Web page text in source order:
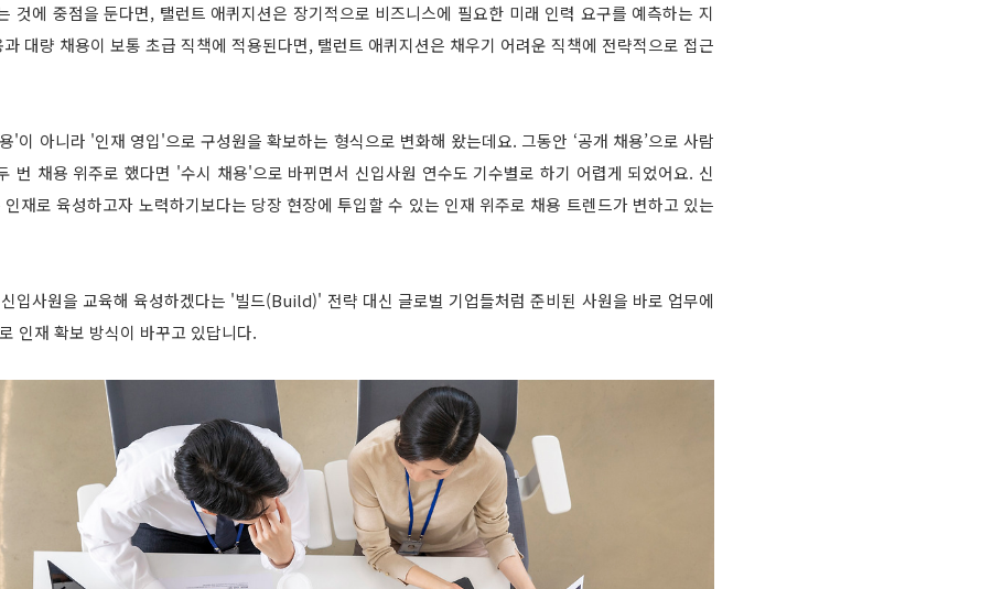
것에 중점을 둔다면, 탤런트 애퀴지션은 장기적으로 비즈니스에 필요한 미래 인력 요구를 예측하는 지
대량 채용이 보통 초급 직책에 적용된다면, 탤런트 애퀴지션은 채우기 어려운 직책에 전략적으로 접근
'이 아니라 '인재 영입'으로 구성원을 확보하는 형식으로 변화해 왔는데요. 그동안 ‘공개 채용’으로 사람
번 채용 위주로 했다면 '수시 채용'으로 바뀌면서 신입사원 연수도 기수별로 하기 어렵게 되었어요. 신
재로 육성하고자 노력하기보다는 당장 현장에 투입할 수 있는 인재 위주로 채용 트렌드가 변하고 있는
입사원을 교육해 육성하겠다는 '빌드(Build)' 전략 대신 글로벌 기업들처럼 준비된 사원을 바로 업무에
인재 확보 방식이 바꾸고 있답니다.